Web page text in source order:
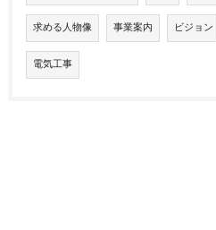
求める人物像 事業案内 ビジョン
電気工事